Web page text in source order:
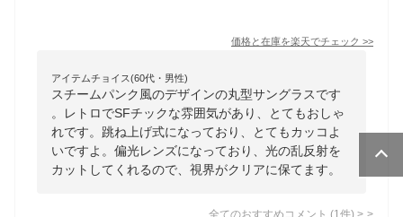
価格と在庫を楽天でチェック >>
アイテムチョイス(60代・男性)
スチームパンク風のデザインの丸型サングラスです
。レトロでSFチックな雰囲気があり、とてもおしゃ
れです。跳ね上げ式になっており、とてもカッコよ
いですよ。偏光レンズになっており、光の乱反射を
カットしてくれるので、視界がクリアに保てます。
全てのおすすめコメント (1 件) >